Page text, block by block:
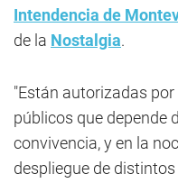
Intendencia de
de la Nostalgia.
"Están autorizadas
públicos que depende
convivencia, y en la
despliegue de